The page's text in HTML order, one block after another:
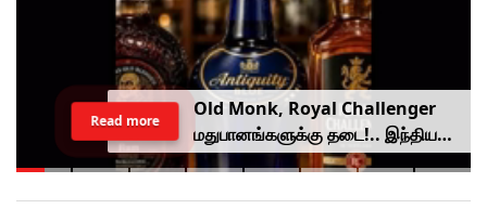
Old Monk, Royal Challenger
மதுபானங்களுக்கு தடை!.. இந்திய
உணவு பாதுகாப்பு ஆணையம் அதிரடி.
Read more